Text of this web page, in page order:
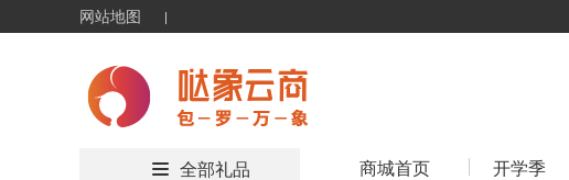
网站地图
全部礼品 商城首页 开学季